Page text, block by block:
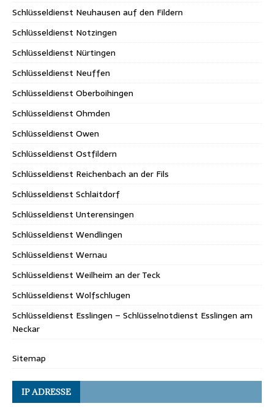
Schlüsseldienst Neuhausen auf den Fildern
Schlüsseldienst Notzingen
Schlüsseldienst Nürtingen
Schlüsseldienst Neuffen
Schlüsseldienst Oberboihingen
Schlüsseldienst Ohmden
Schlüsseldienst Owen
Schlüsseldienst Ostfildern
Schlüsseldienst Reichenbach an der Fils
Schlüsseldienst Schlaitdorf
Schlüsseldienst Unterensingen
Schlüsseldienst Wendlingen
Schlüsseldienst Wernau
Schlüsseldienst Weilheim an der Teck
Schlüsseldienst Wolfschlugen
Schlüsseldienst Esslingen – Schlüsselnotdienst Esslingen am
Neckar
Sitemap
IP ADRESSE